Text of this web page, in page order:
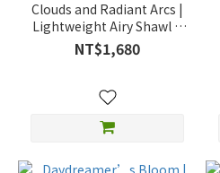
Clouds and Radiant Arcs |
Lightweight Airy Shawl &
Scarf
NT$1,680